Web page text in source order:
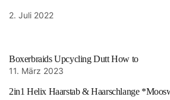
2. Juli 2022
Boxerbraids Upcycling Dutt How to
11. März 2023
2in1 Helix Haarstab & Haarschlange